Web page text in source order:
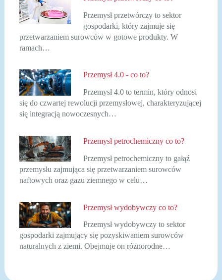
Przemysł przetwórczy to sektor
gospodarki, który zajmuje się
przetwarzaniem surowców w gotowe produkty. W
ramach…
Przemysł 4.0 - co to?
Przemysł 4.0 to termin, który odnosi
się do czwartej rewolucji przemysłowej, charakteryzującej
się integracją nowoczesnych…
Przemysł petrochemiczny co to?
Przemysł petrochemiczny to gałąź
przemysłu zajmująca się przetwarzaniem surowców
naftowych oraz gazu ziemnego w celu…
Przemysł wydobywczy co to?
Przemysł wydobywczy to sektor
gospodarki zajmujący się pozyskiwaniem surowców
naturalnych z ziemi. Obejmuje on różnorodne…